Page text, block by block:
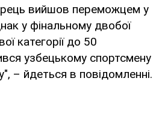
вийшов переможцем у
у фінальному двобої
категорії до 50
узбецькому спортсмену
– йдеться в повідомленні.